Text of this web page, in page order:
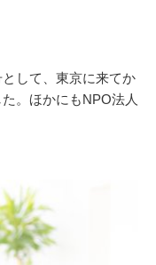
として、東京に来てか
。ほかにもNPO法人